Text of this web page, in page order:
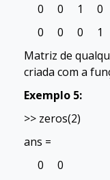
0 0 1 0
0 0 0 1
Matriz de
criada com a
Exemplo 5:
>> zeros(2)
ans =
0 0